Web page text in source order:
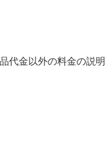
代金以外の料金の説明